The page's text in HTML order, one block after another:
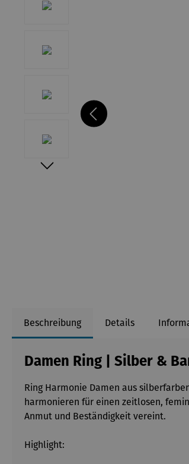
Beschreibung Details
Damen Ring | Silber &
Ring Harmonie Damen aus
harmonieren für einen zeitlosen,
Anmut und Beständigkeit vereint.
Highlight: